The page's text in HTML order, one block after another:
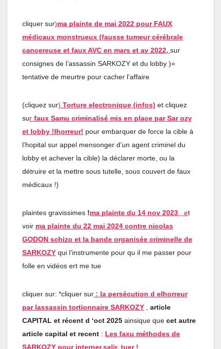
cliquer sur)ma plainte de mai 2022 pour FAUX
médicaux monstrueux (fausse tumeur cérébrale
cancereuse et faux AVC en mars et av 2022, sur
consignes de l’assassin SARKOZY et du lobby )=
tentative de meurtre pour cacher l’affaire
(cliquez sur) Torture electronique (infos) et cliquez
sur faux Samu criminalisé mis en place par Sar ozy
et lobby !lhorreur! pour embarquer de force la cible à
l’hopital sur appel mensonger d’un agent criminel du
lobby et achever la cible) la déclarer morte, ou la
détruire et la mettre sous tutelle, sous couvert de faux
médicaux !)
plaintes gravissimes !ma plainte du 14 nov 2023 , et
voir ma plainte du 22 mai 2024 contre nicolas
GODON schizo et la bande organisée criminelle de
SARKOZY qui l’instrumente pour qu il me passer pour
folle en vidéos ert me tue
cliquer sur: *cliquer sur : la persécution d elhorreur
par lassassin tortionnaire SARKOZY
article
CAPITAL et récent d ‘oct 2025 ainsique que cet autre
article capital et recent : Les faxu méthodes de
SARKOZY pour interner,salir, tuer !